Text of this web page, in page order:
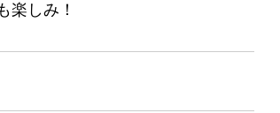
楽しみ！